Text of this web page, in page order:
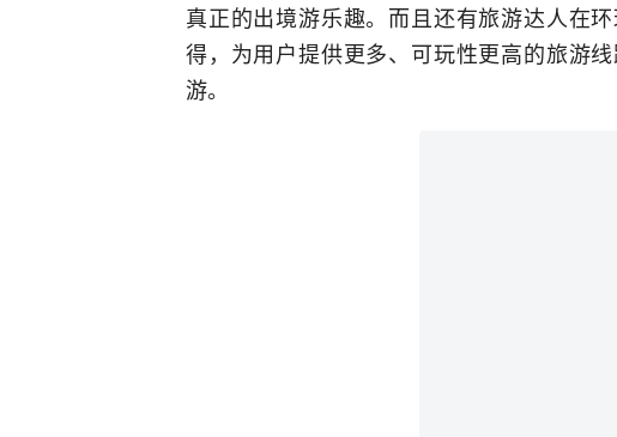
真正的出境游乐趣。而且还有旅游达人在
得，为用户提供更多、可玩性更高的旅游
游。